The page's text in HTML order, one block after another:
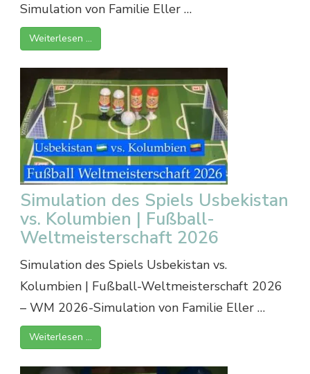
Simulation von Familie Eller …
Weiterlesen …
Simulation des Spiels Usbekistan
vs. Kolumbien | Fußball-
Weltmeisterschaft 2026
Simulation des Spiels Usbekistan vs.
Kolumbien | Fußball-Weltmeisterschaft 2026
– WM 2026-Simulation von Familie Eller …
Weiterlesen …